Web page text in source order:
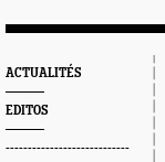
ACTUALITÉS
EDITOS
----------------------------